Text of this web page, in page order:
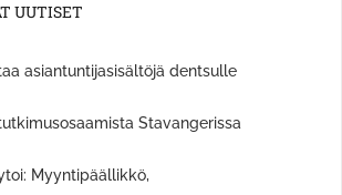
UUTISET
asiantuntijasisältöjä dentsulle
Stavangerissa
Myyntipäällikkö,